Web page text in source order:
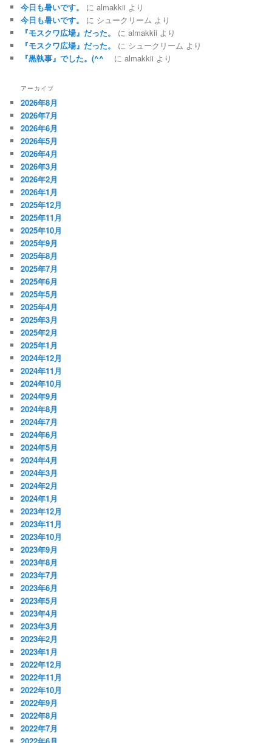
今日も暑いです。 にalmakkii より
今日も暑いです。
に シュークリーム より
『モスクワ広場』だった。
にalmakkii より
『モスクワ広場』だった。
に シュークリーム より
『黒執事』でした。(^^ゞ
にalmakkii より
アーカイブ
2026年8月
2026年7月
2026年6月
2026年5月
2026年4月
2026年3月
2026年2月
2026年1月
2025年12月
2025年11月
2025年10月
2025年9月
2025年8月
2025年7月
2025年6月
2025年5月
2025年4月
2025年3月
2025年2月
2025年1月
2024年12月
2024年11月
2024年10月
2024年9月
2024年8月
2024年7月
2024年6月
2024年5月
2024年4月
2024年3月
2024年2月
2024年1月
2023年12月
2023年11月
2023年10月
2023年9月
2023年8月
2023年7月
2023年6月
2023年5月
2023年4月
2023年3月
2023年2月
2023年1月
2022年12月
2022年11月
2022年10月
2022年9月
2022年8月
2022年7月